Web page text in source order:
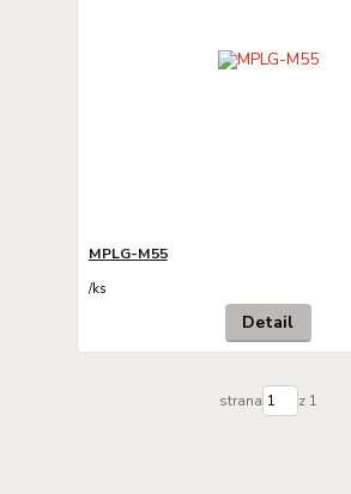
MPLG-M55
/ks
Detail
strana z 1